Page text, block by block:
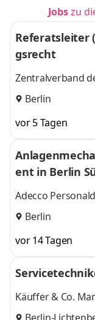
Jobszu
Referatsleiter (m/w/d)
gsrecht
Zentralverband
e. V. (ZDH)
Berlin
vor 5 Tagen
ent in Berlin
Adecco
Berlin
vor 14 Tagen
Käuffer & Co.